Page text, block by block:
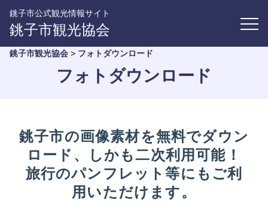
銚子市公式観光情報サイト
銚子市観光協会
銚子市観光協会 > フォトダウンロード
フォトダウンロード
銚子市の画像素材を無料でダウン
ロード、しかも二次利用可能！
旅行のパンフレット等にもご利
用いただけます。